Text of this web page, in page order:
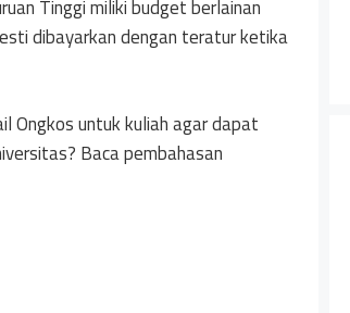
Tinggi miliki budget berlainan
dibayarkan dengan teratur ketika
Ongkos untuk kuliah agar dapat
Baca pembahasan